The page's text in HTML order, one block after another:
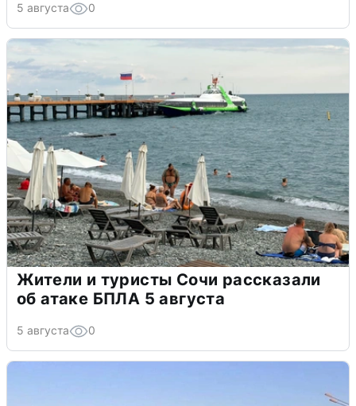
5 августа 0
Жители и туристы Сочи рассказали
об атаке БПЛА 5 августа
5 августа 0